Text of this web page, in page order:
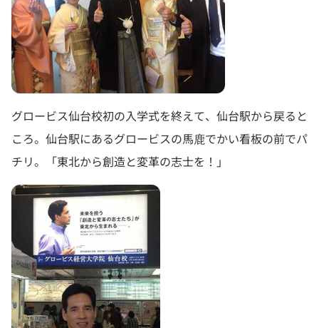
グロービス仙台校初の入学式を終えて、仙台駅から戻ると
ころ。仙台駅にあるグロービスの馬鹿でかい看板の前でパ
チリ。「東北から創造と変革の志士を！」